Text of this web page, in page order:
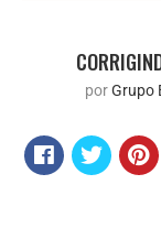
porGrupo